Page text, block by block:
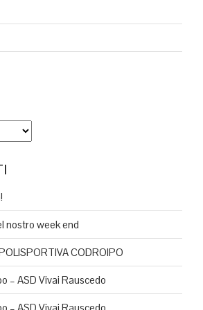
nostro week end
CODROIPO
– ASD Vivai Rauscedo